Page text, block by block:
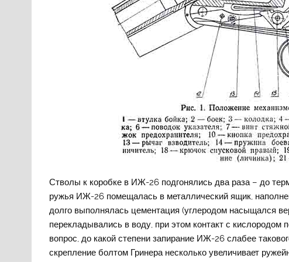
Стволы к коробке в ИЖ-26 подгонялись два раза – до
ружья ИЖ-26 помещалась в металлический ящик,
долго выполнялась цементация (углеродом насыщался
перекладывались в воду, при этом контакт с
вопрос, до какой степени запирание ИЖ-26 слабее
скрепление болтом Гринера несколько увеличивает